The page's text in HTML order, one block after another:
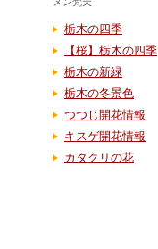
栃木の四季
【桜】栃木の四季
栃木の新緑
栃木の冬景色
つつじ開花情報
キスゲ開花情報
カタクリの花